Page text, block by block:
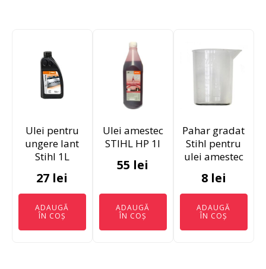
Ulei pentru
ungere lant
Stihl 1L
27 lei
ADAUGĂ
ÎN COȘ
Ulei amestec
STIHL HP 1l
55 lei
ADAUGĂ
ÎN COȘ
Pahar gradat
Stihl pentru
ulei amestec
8 lei
ADAUGĂ
ÎN COȘ